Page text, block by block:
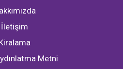
İletişim
Metni